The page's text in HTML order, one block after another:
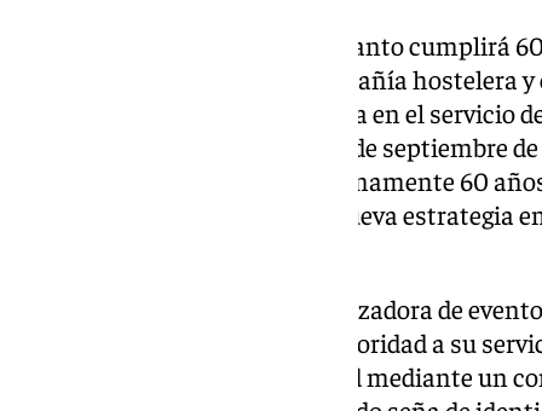
La firma malagueña Grupo Lepanto cumplirá
de rumbo empresarial. La compañía hostelera
una nueva etapa y se especializa en el servicio
sector de los eventos Málaga, 4 de septiembre
Grupo Lepanto cumplirá próximamente 60
para el que ya trabaja en una nueva estrategia
La compañía hostelera y organizadora de
en este último sector, dando prioridad a su
informado fuentes de la entidad mediante un